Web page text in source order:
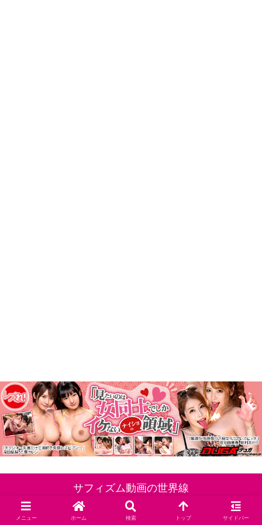
サフィズム動画の世界線
Copyright © 2023 サフィズム動画の世界線 All Rights Reserved.
メニュー ホーム 検索 トップ サイドバー